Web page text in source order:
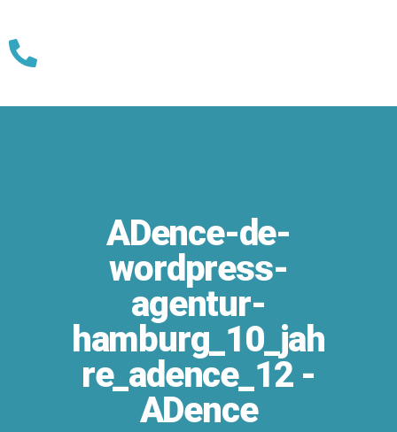
Skip
ADence-de-
wordpress-
agentur-
hamburg_10_jah
re_adence_12 -
ADence